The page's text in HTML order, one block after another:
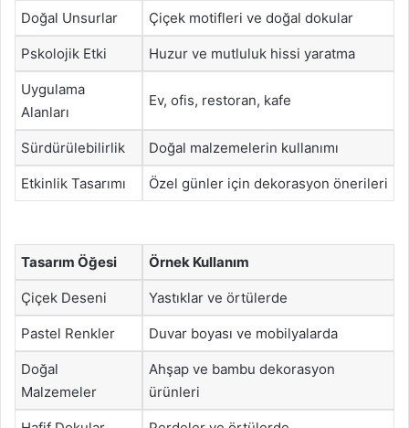
Doğal Unsurlar Çiçek motifleri ve doğal dokular
Pskolojik Etki Huzur ve mutluluk hissi yaratma
Uygulama
Alanları
Ev, ofis, restoran, kafe
Sürdürülebilirlik Doğal malzemelerin kullanımı
Etkinlik Tasarımı Özel günler için dekorasyon önerileri
Tasarım Öğesi Örnek Kullanım
Çiçek Deseni Yastıklar ve örtülerde
Pastel Renkler Duvar boyası ve mobilyalarda
Doğal
Malzemeler
Ahşap ve bambu dekorasyon
ürünleri